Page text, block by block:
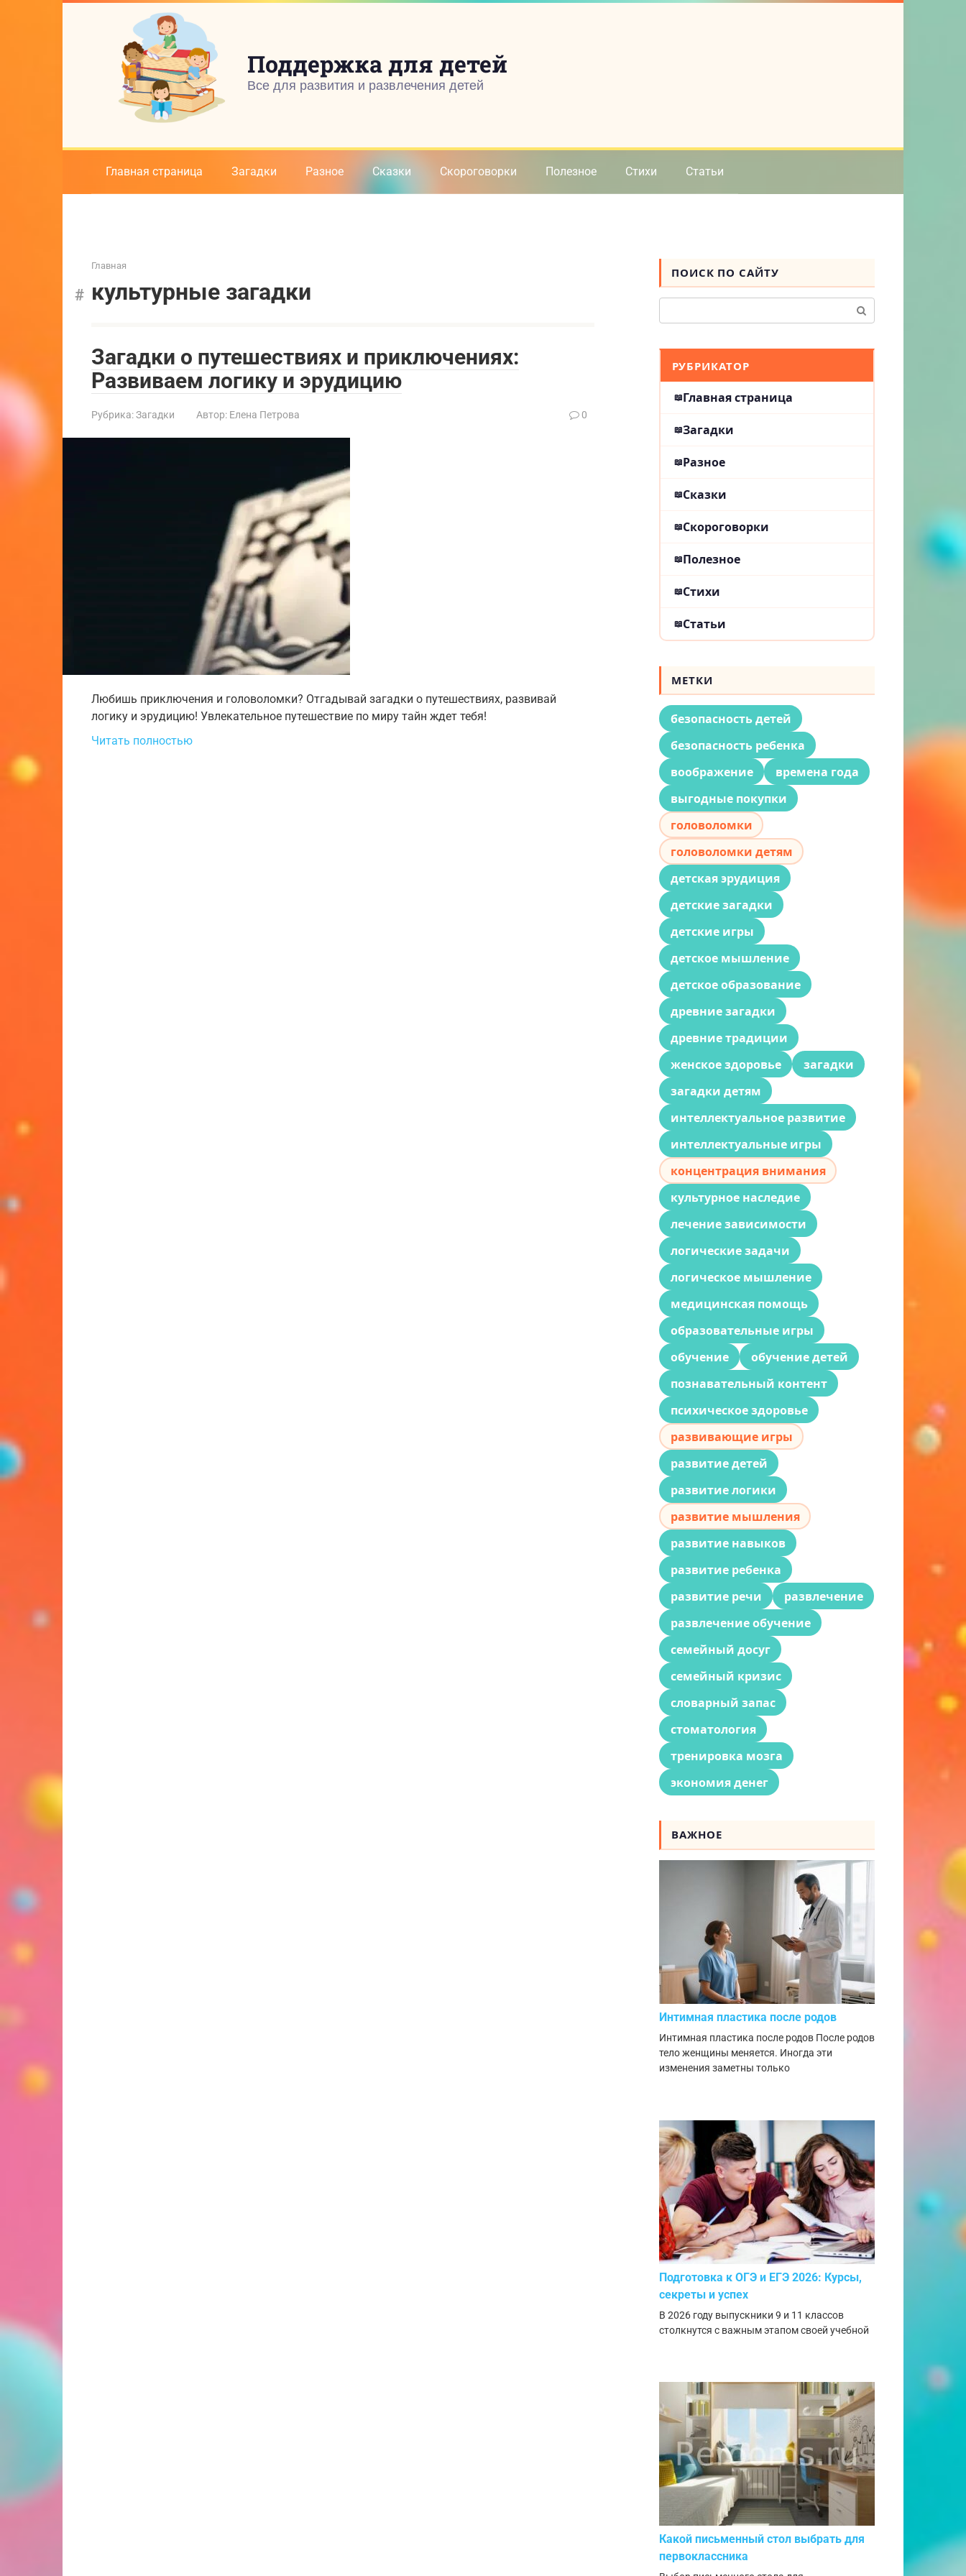
Поддержка для детей
Все для развития и развлечения детей
Главная страница Загадки Разное Сказки Скороговорки Полезное Стихи Статьи
Главная
культурные загадки
Загадки о путешествиях и приключениях:
Развиваем логику и эрудицию
Рубрика:Загадки Автор: Елена Петрова 0
Любишь приключения и головоломки? Отгадывай загадки о путешествиях, развивай
логику и эрудицию! Увлекательное путешествие по миру тайн ждет тебя!
Читать полностью
ПОИСК ПО САЙТУ
РУБРИКАТОР
Главная страница
Загадки
Разное
Сказки
Скороговорки
Полезное
Стихи
Статьи
МЕТКИ
безопасность детей
безопасность ребенка
воображение
времена года
выгодные покупки
головоломки
головоломки детям
детская эрудиция
детские загадки
детские игры
детское мышление
детское образование
древние загадки
древние традиции
женское здоровье
загадки
загадки детям
интеллектуальное развитие
интеллектуальные игры
концентрация внимания
культурное наследие
лечение зависимости
логические задачи
логическое мышление
медицинская помощь
образовательные игры
обучение
обучение детей
познавательный контент
психическое здоровье
развивающие игры
развитие детей
развитие логики
развитие мышления
развитие навыков
развитие ребенка
развитие речи
развлечение
развлечение обучение
семейный досуг
семейный кризис
словарный запас
стоматология
тренировка мозга
экономия денег
ВАЖНОЕ
Интимная пластика после родов
Интимная пластика после родов После родов
тело женщины меняется. Иногда эти
изменения заметны только
Подготовка к ОГЭ и ЕГЭ 2026: Курсы,
секреты и успех
В 2026 году выпускники 9 и 11 классов
столкнутся с важным этапом своей учебной
Какой письменный стол выбрать для
первоклассника